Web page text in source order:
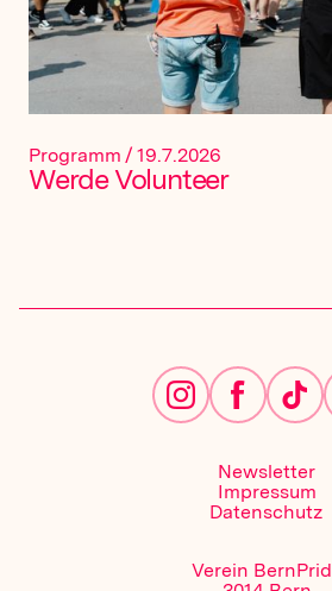
Programm / 19.7.2026
Werde Volunteer
Verein
Newsletter
Impressum
Datenschutz